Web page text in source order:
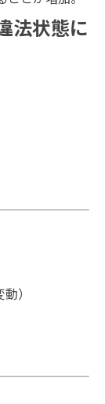
法状態に
）